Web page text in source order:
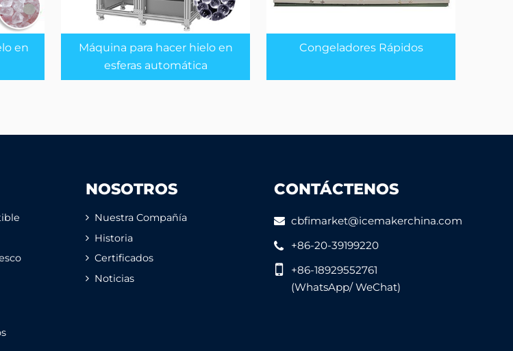
en
Máquina para hacer hielo en
esferas automática
Congeladores Rápidos
NOSOTROS
Nuestra Compañía
Historia
Certificados
Noticias
CONTÁCTENOS
cbfimarket@icemakerchina.com
+86-20-39199220
+86-18929552761
(WhatsApp/ WeChat)